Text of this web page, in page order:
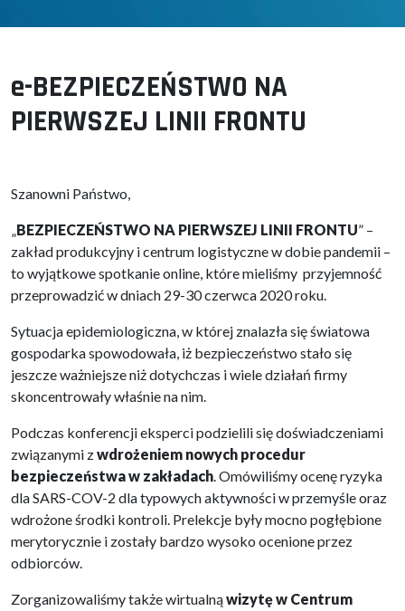
e-BEZPIECZEŃSTWO NA
PIERWSZEJ LINII FRONTU
Szanowni Państwo,
„BEZPIECZEŃSTWO NA PIERWSZEJ LINII FRONTU” –
zakład produkcyjny i centrum logistyczne w dobie pandemii –
to wyjątkowe spotkanie online, które mieliśmy przyjemność
przeprowadzić w dniach 29-30 czerwca 2020 roku.
Sytuacja epidemiologiczna, w której znalazła się światowa
gospodarka spowodowała, iż bezpieczeństwo stało się
jeszcze ważniejsze niż dotychczas i wiele działań firmy
skoncentrowały właśnie na nim.
Podczas konferencji eksperci podzielili się doświadczeniami
związanymi zwdrożeniem nowych procedur
bezpieczeństwa w zakładach. Omówiliśmy ocenę ryzyka
dla SARS-COV-2 dla typowych aktywności w przemyśle oraz
wdrożone środki kontroli. Prelekcje były mocno pogłębione
merytorycznie i zostały bardzo wysoko ocenione przez
odbiorców.
Zorganizowaliśmy także wirtualnąwizytę w Centrum